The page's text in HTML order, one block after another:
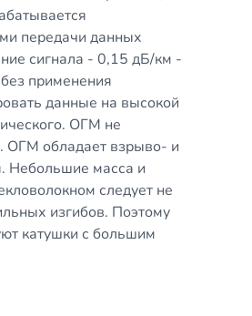
передачи данных
сигнала - 0,15 дБ/км -
применения
данные на высокой
ОГМ не
ОГМ обладает взрыво- и
Небольшие масса и
следует не
изгибов. Поэтому
катушки с большим